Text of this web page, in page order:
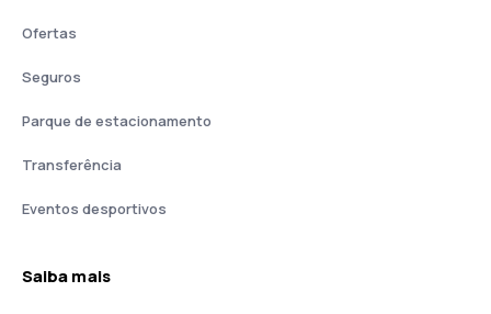
Ofertas
Seguros
Parque de estacionamento
Transferência
Eventos desportivos
Saiba mais